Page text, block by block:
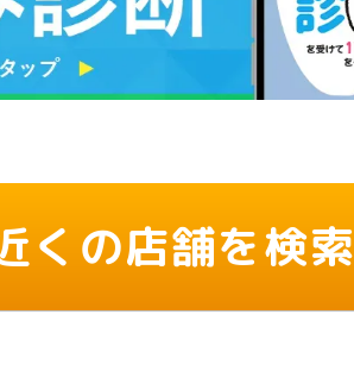
くの店舗を検索